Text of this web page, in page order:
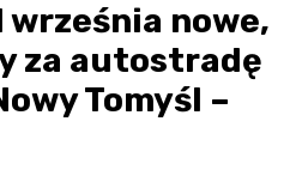
września nowe,
za autostradę
Tomyśl –